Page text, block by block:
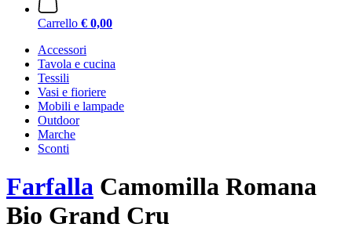
Carrello € 0,00
Accessori
Tavola e cucina
Tessili
Vasi e fioriere
Mobili e lampade
Outdoor
Marche
Sconti
Farfalla Camomilla Romana
Bio Grand Cru